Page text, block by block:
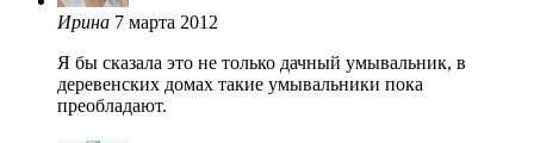
Ирина 7 марта 2012
Я бы сказала это не только дачный умывальник, в
деревенских домах такие умывальники пока
преобладают.